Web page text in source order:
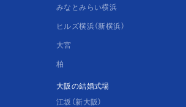
みなとみらい横浜
ヒルズ横浜（新横浜）
大宮
柏
大阪の結婚式場
江坂（新大阪）